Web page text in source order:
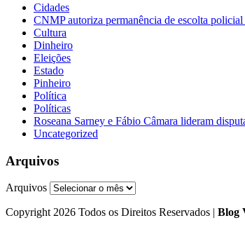
Cidades
CNMP autoriza permanência de escolta
Cultura
Dinheiro
Eleições
Estado
Pinheiro
Política
Políticas
Roseana Sarney e Fábio Câmara lideram
Uncategorized
Arquivos
Arquivos
Copyright 2026 Todos os Direitos Reservados | Blog